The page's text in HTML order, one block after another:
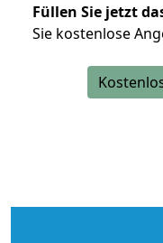
Füllen Sie jetzt
Sie kostenlose